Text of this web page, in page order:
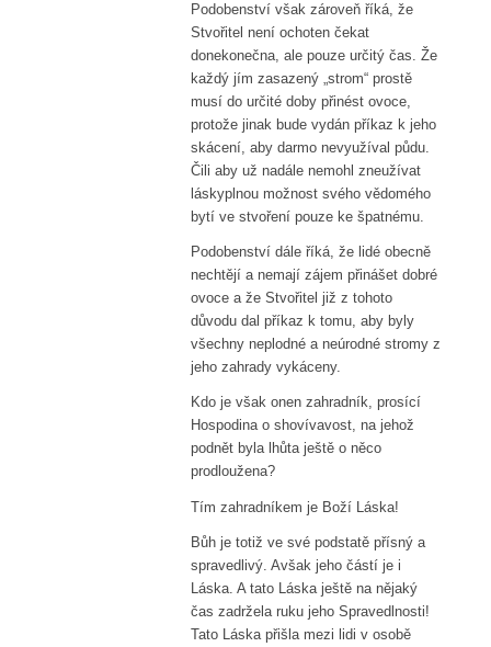
Podobenství však zároveň říká, že
Stvořitel není ochoten čekat
donekonečna, ale pouze určitý čas. Že
každý jím zasazený „strom“ prostě
musí do určité doby přinést ovoce,
protože jinak bude vydán příkaz k jeho
skácení, aby darmo nevyužíval půdu.
Čili aby už nadále nemohl zneužívat
láskyplnou možnost svého vědomého
bytí ve stvoření pouze ke špatnému.
Podobenství dále říká, že lidé obecně
nechtějí a nemají zájem přinášet dobré
ovoce a že Stvořitel již z tohoto
důvodu dal příkaz k tomu, aby byly
všechny neplodné a neúrodné stromy z
jeho zahrady vykáceny.
Kdo je však onen zahradník, prosící
Hospodina o shovívavost, na jehož
podnět byla lhůta ještě o něco
prodloužena?
Tím zahradníkem je Boží Láska!
Bůh je totiž ve své podstatě přísný a
spravedlivý. Avšak jeho částí je i
Láska. A tato Láska ještě na nějaký
čas zadržela ruku jeho Spravedlnosti!
Tato Láska přišla mezi lidi v osobě